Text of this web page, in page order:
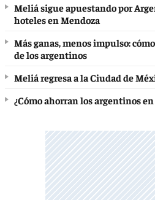
Meliá sigue apuestando por
hoteles en Mendoza
Más ganas, menos impulso:
de los argentinos
Meliá regresa a la Ciudad de
¿Cómo ahorran los argentinos